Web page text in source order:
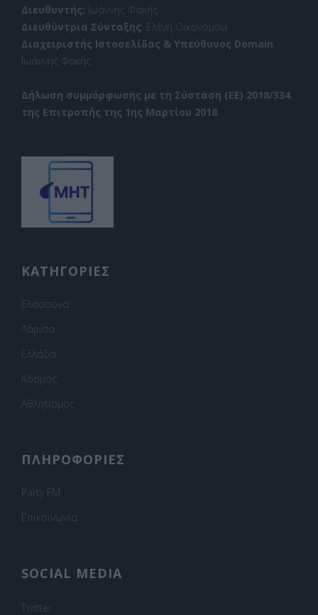
Διευθυντής: Ιωάννης Φακής
Διευθύντρια Σύνταξης: Ελένη Οικονόμου
Διαχειριστής Ιστοσελίδας & Υπεύθυνος Domain:
Ιωάννης Φακής
Δήλωση συμμόρφωσης με τη Σύσταση (ΕΕ) 2018/334
της Επιτροπής της 1ης Μαρτίου 2018
ΚΑΤΗΓΟΡΙΕΣ
Ελασσόνα
Λάρισα
Ελλάδα
Κόσμος
Αθλητισμός
ΠΛΗΡΟΦΟΡΙΕΣ
Party FM
Επικοινωνία
SOCIAL MEDIA
Twitter